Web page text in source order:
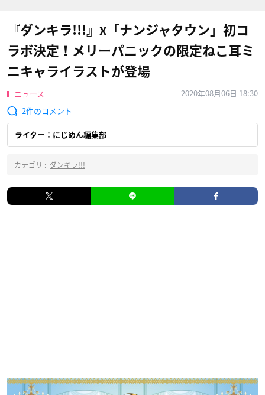
『ダンキラ!!!』x「ナンジャタウン」初コ
ラボ決定！メリーパニックの限定ねこ耳ミ
ニキャライラストが登場
ニュース
2020年08月06日 18:30
2
ライター：にじめん編集部
カテゴリ : ダンキラ!!!